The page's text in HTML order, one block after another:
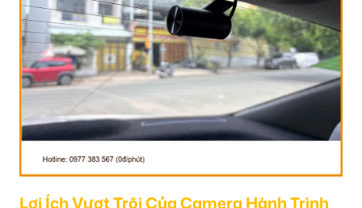
Lợi Ích Vượt Trội Của Camera Hành Trình